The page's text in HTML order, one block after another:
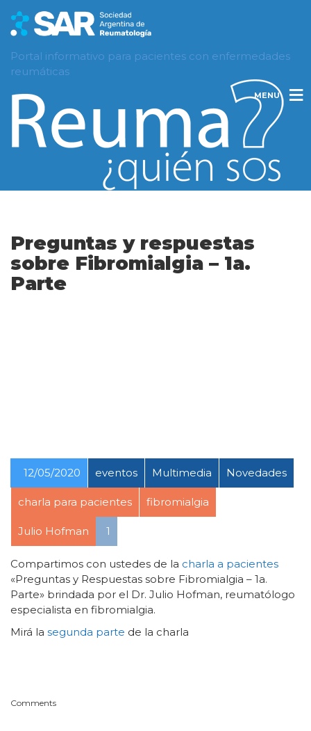
Portal informativo para pacientes con enfermedades
reumáticas
MENU
Preguntas y respuestas
sobre Fibromialgia – 1a.
Parte
12/05/2020 eventos Multimedia Novedades
charla para pacientes fibromialgia
Julio Hofman 1
Compartimos con ustedes de la charla a pacientes
«Preguntas y Respuestas sobre Fibromialgia – 1a.
Parte» brindada por el Dr. Julio Hofman, reumatólogo
especialista en fibromialgia.
Mirá la segunda parte de la charla
Comments